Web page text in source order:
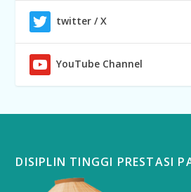
twitter / X
YouTube Channel
DISIPLIN TINGGI PRESTASI